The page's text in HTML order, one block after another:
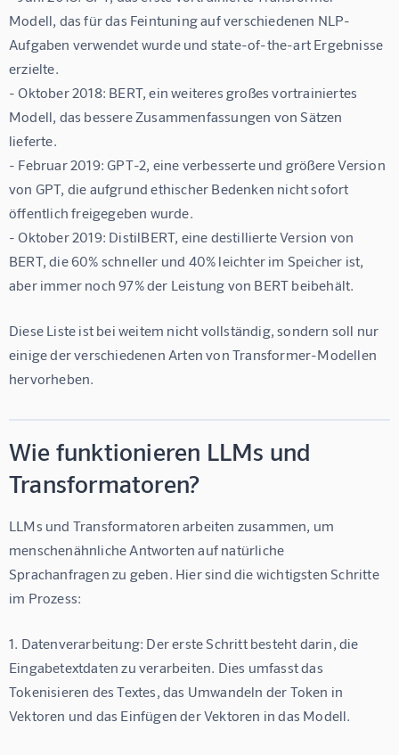
Modell, das für das Feintuning auf verschiedenen NLP-
Aufgaben verwendet wurde und state-of-the-art Ergebnisse
erzielte.
- Oktober 2018: BERT, ein weiteres großes vortrainiertes
Modell, das bessere Zusammenfassungen von Sätzen
lieferte.
- Februar 2019: GPT-2, eine verbesserte und größere Version
von GPT, die aufgrund ethischer Bedenken nicht sofort
öffentlich freigegeben wurde.
- Oktober 2019: DistilBERT, eine destillierte Version von
BERT, die 60% schneller und 40% leichter im Speicher ist,
aber immer noch 97% der Leistung von BERT beibehält.
Diese Liste ist bei weitem nicht vollständig, sondern soll nur
einige der verschiedenen Arten von Transformer-Modellen
hervorheben.
Wie funktionieren LLMs und
Transformatoren?
LLMs und Transformatoren arbeiten zusammen, um
menschenähnliche Antworten auf natürliche
Sprachanfragen zu geben. Hier sind die wichtigsten Schritte
im Prozess:
1. Datenverarbeitung: Der erste Schritt besteht darin, die
Eingabetextdaten zu verarbeiten. Dies umfasst das
Tokenisieren des Textes, das Umwandeln der Token in
Vektoren und das Einfügen der Vektoren in das Modell.